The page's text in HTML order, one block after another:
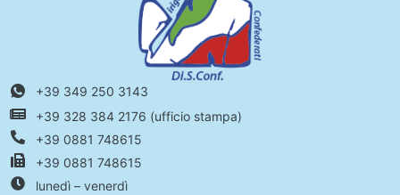
+39 349 250 3143
+39 328 384 2176 (ufficio stampa)
+39 0881 748615
+39 0881 748615
lunedì – venerdì